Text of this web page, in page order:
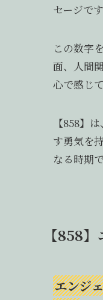
セージです
この数字
面、人間
心で感じ
【858】
す勇気を
なる時期で
【858
エンジ